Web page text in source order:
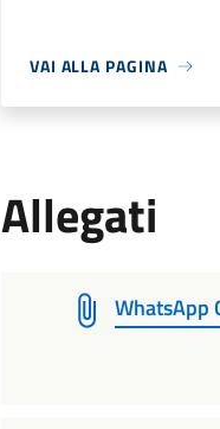
VAI ALLA PAGINA
Allegati
WhatsApp